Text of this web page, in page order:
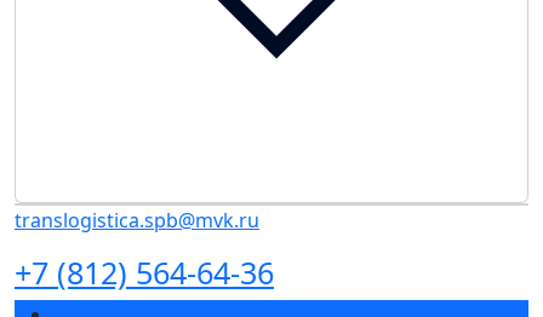
translogistica.spb@mvk.ru
+7 (812) 564-64-36